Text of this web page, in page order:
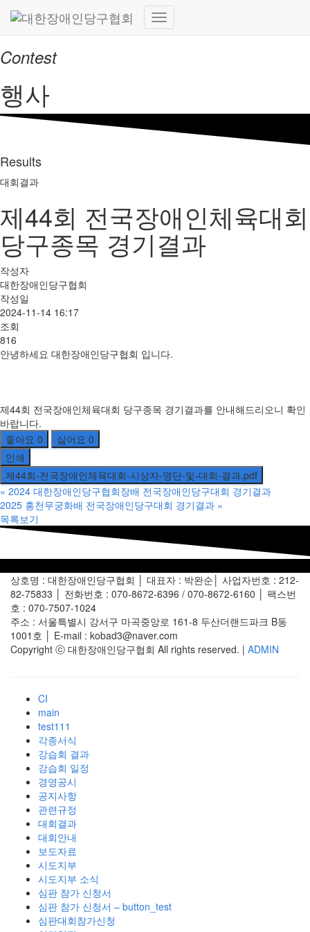
내
글
Contest
행사
Results
대회결과
제44회 전국장애인체육대회
당구종목 경기결과
작성자
대한장애인당구협회
작성일
2024-11-14 16:17
조회
816
안녕하세요 대한장애인당구협회 입니다.
제44회 전국장애인체육대회 당구종목 경기결과를 안내해드리오니 확인
바랍니다.
좋아요 0 싫어요 0
인쇄
제44회-전국장애인체육대회-시상자-명단-및-대회-결과.pdf
« 2024 대한장애인당구협회장배 전국장애인당구대회 경기결과
2025 홍천무궁화배 전국장애인당구대회 경기결과 »
목록보기
상호명 : 대한장애인당구협회 │ 대표자 : 박완순│ 사업자번호 : 212-
82-75833 │ 전화번호 : 070-8672-6396 / 070-8672-6160 │ 팩스번
호 : 070-7507-1024
주소 : 서울특별시 강서구 마곡중앙로 161-8 두산더랜드파크 B동
1001호 │ E-mail : kobad3@naver.com
Copyright ⓒ 대한장애인당구협회 All rights reserved. | ADMIN
CI
main
test111
각종서식
강습회 결과
강습회 일정
경영공시
공지사항
관련규정
대회결과
대회안내
보도자료
시도지부
시도지부 소식
심판 참가 신청서
심판 참가 신청서 – button_test
심판대회참가신청